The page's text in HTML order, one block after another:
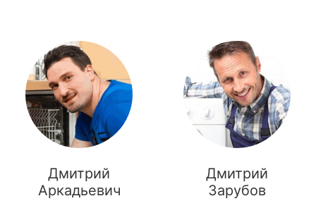
Дмитрий
Аркадьевич
Дмитрий
Зарубов